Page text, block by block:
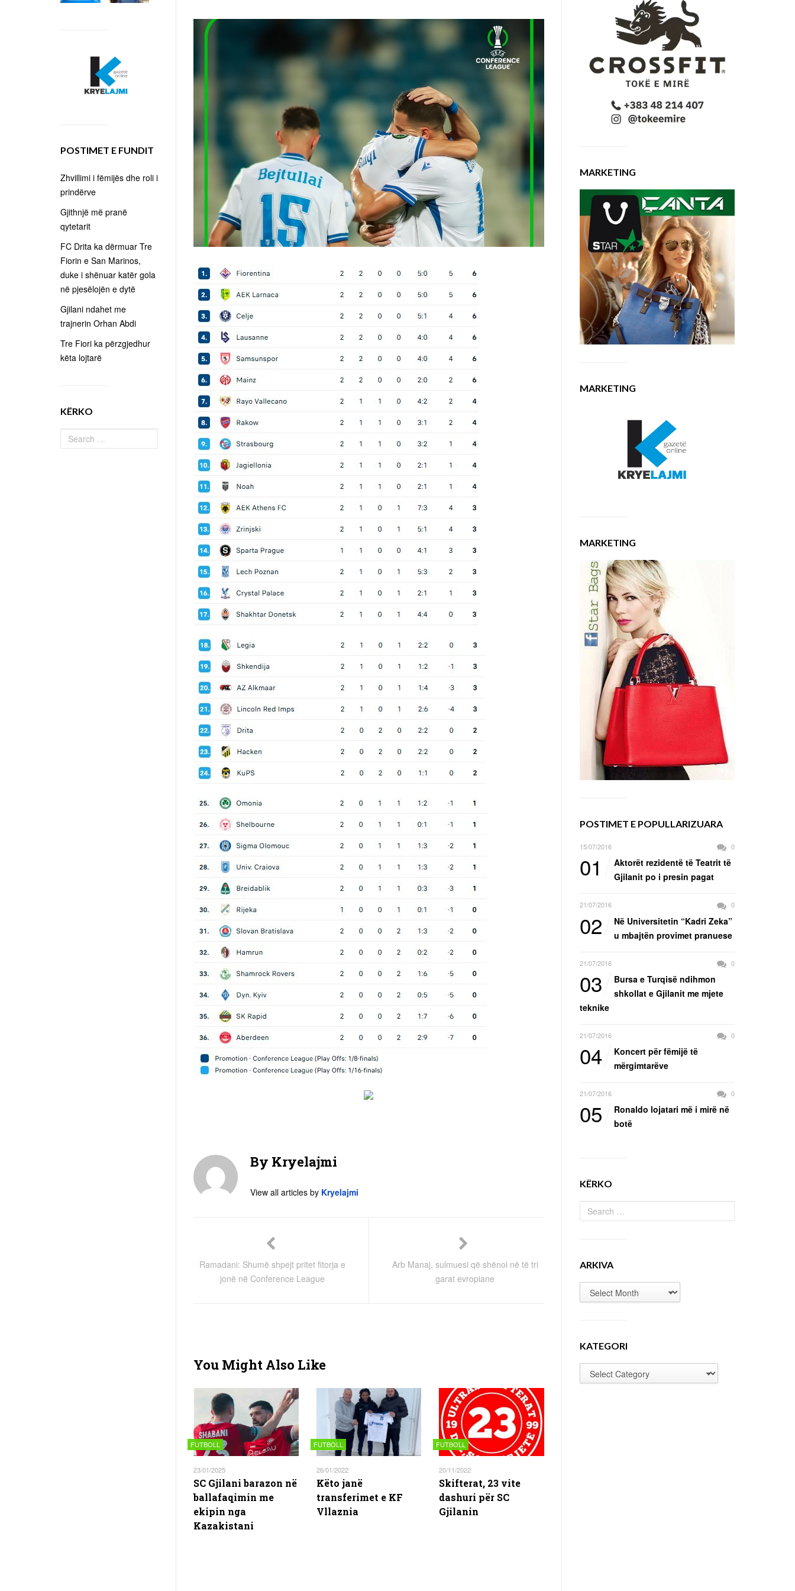
By Kryelajmi
View all articles by Kryelajmi
Ramadani: Shumë shpejt pritet fitorja e
jonë në Conference League
Arb Manaj, sulmuesi që shënoi në të tri
garat evropiane
You Might Also Like
FUTBOLL
23/01/2025
SC Gjilani barazon në
ballafaqimin me
ekipin nga
Kazakistani
FUTBOLL
26/01/2022
Këto janë
transferimet e KF
Vllaznia
FUTBOLL
20/11/2022
Skifterat, 23 vite
dashuri për SC
Gjilanin
MARKETING
MARKETING
MARKETING
POSTIMET E POPULLARIZUARA
15/07/2016 0
01
Aktorët rezidentë të Teatrit të
Gjilanit po i presin pagat
21/07/2016 0
02
Në Universitetin “Kadri Zeka”
u mbajtën provimet pranuese
21/07/2016 0
03
Bursa e Turqisë ndihmon
shkollat e Gjilanit me mjete
teknike
21/07/2016 0
04
Koncert për fëmijë të
mërgimtarëve
21/07/2016 0
05
Ronaldo lojatari më i mirë në
botë
KËRKO
ARKIVA
KATEGORI
POSTIMET E FUNDIT
Zhvillimi i fëmijës dhe roli i
prindërve
Gjithnjë më pranë
qytetarit
FC Drita ka dërmuar Tre
Fiorin e San Marinos,
duke i shënuar katër gola
në pjesëlojën e dytë
Gjilani ndahet me
trajnerin Orhan Abdi
Tre Fiori ka përzgjedhur
këta lojtarë
KËRKO